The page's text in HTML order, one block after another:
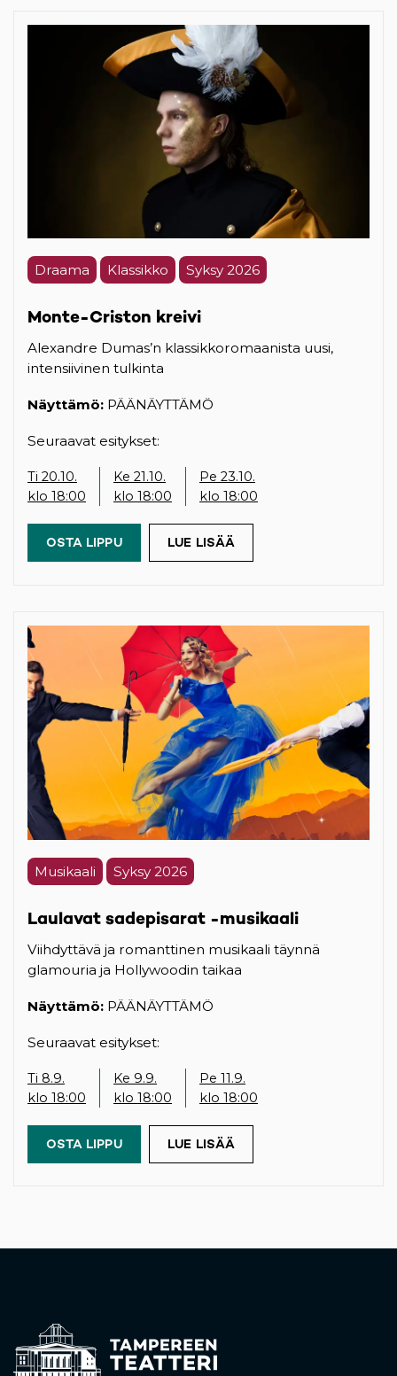
Draama Klassikko Syksy 2026
Monte-Criston kreivi
Alexandre Dumas’n klassikkoromaanista uusi,
intensiivinen tulkinta
Näyttämö: PÄÄNÄYTTÄMÖ
Seuraavat esitykset:
Ti 20.10.
klo 18:00
Ke 21.10.
klo 18:00
Pe 23.10.
klo 18:00
OSTA LIPPU(OPENS IN A NEW TAB)
LUE LISÄÄ
Musikaali Syksy 2026
Laulavat sadepisarat -musikaali
Viihdyttävä ja romanttinen musikaali täynnä
glamouria ja Hollywoodin taikaa
Näyttämö: PÄÄNÄYTTÄMÖ
Seuraavat esitykset:
Ti 8.9.
klo 18:00
Ke 9.9.
klo 18:00
Pe 11.9.
klo 18:00
OSTA LIPPU(OPENS IN A NEW TAB)
LUE LISÄÄ